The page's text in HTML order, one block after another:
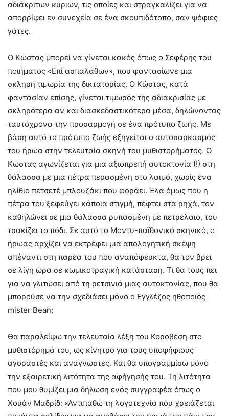
αδιάκριτων κυριών, τις οποίες και στραγκαλίζει για να
απορρίψει εν συνεχεία σε ένα σκουπιδότοπο, σαν ψόφιες
γάτες.
Ο Κώστας μπορεί να γίνεται κακός όπως ο Σεφέρης του
ποιήματος «Επί ασπαλάθων», που φαντασίωνε μια
σκληρή τιμωρία της δικτατορίας. Ο Κώστας, κατά
φαντασίαν επίσης, γίνεται τιμωρός της αδιακρισίας με
σκληρότερα αν και διασκεδαστικότερα μέσα, δηλώνοντας
ταυτόχρονα την προσαρμογή σε ένα πρότυπο ζωής. Με
βάση αυτό το πρότυπο ζωής εξηγείται ο αυτοσαρκασμός
του ήρωα στην τελευταία σκηνή του μυθιστορήματος. Ο
Κώστας αγωνίζεται για μια αξιοπρεπή αυτοκτονία (!) στη
θάλασσα με μια πέτρα περασμένη στο λαιμό, χωρίς ένα
ηλίθιο πετσετέ μπλουζάκι που φοράει. Έλα όμως που η
πέτρα του ξεφεύγει κάποια στιγμή, πέφτει στα ρηχά, τον
καθηλώνει σε μια θάλασσα ρυπασμένη με πετρέλαιο, του
τσακίζει το πόδι. Σε αυτό το Μοντυ-παϊθονικό σκηνικό, ο
ήρωας αρχίζει να εκτρέφει μια απολογητική σκέψη
απέναντι στη παρέα του που αναπόφευκτα, θα τον βρει
σε λίγη ώρα σε κωμικοτραγική κατάσταση. Τι θα τους πει
για να γλιτώσει από τη ρετσινιά μιας αυτοκτονίας, που θα
μπορούσε να την σχεδιάσει μόνο ο Εγγλέζος ηθοποιός
mister Bean;
Θα παραλείψω την τελευταία λέξη του Κοροβέση στο
μυθιστόρημά του, ως κίνητρο για τους υποψήφιους
αγοραστές και αναγνώστες. Και θα υπογραμμίσω μόνο
την εξαιρετική λιτότητα της αφήγησής του. Τη λιτότητα
που μου θυμίζει μια δήλωση ενός συγγραφέα όπως ο
Χουάν Μαδρίδ: «Αντιπαθώ τη λογοτεχνία που χρειάζεται